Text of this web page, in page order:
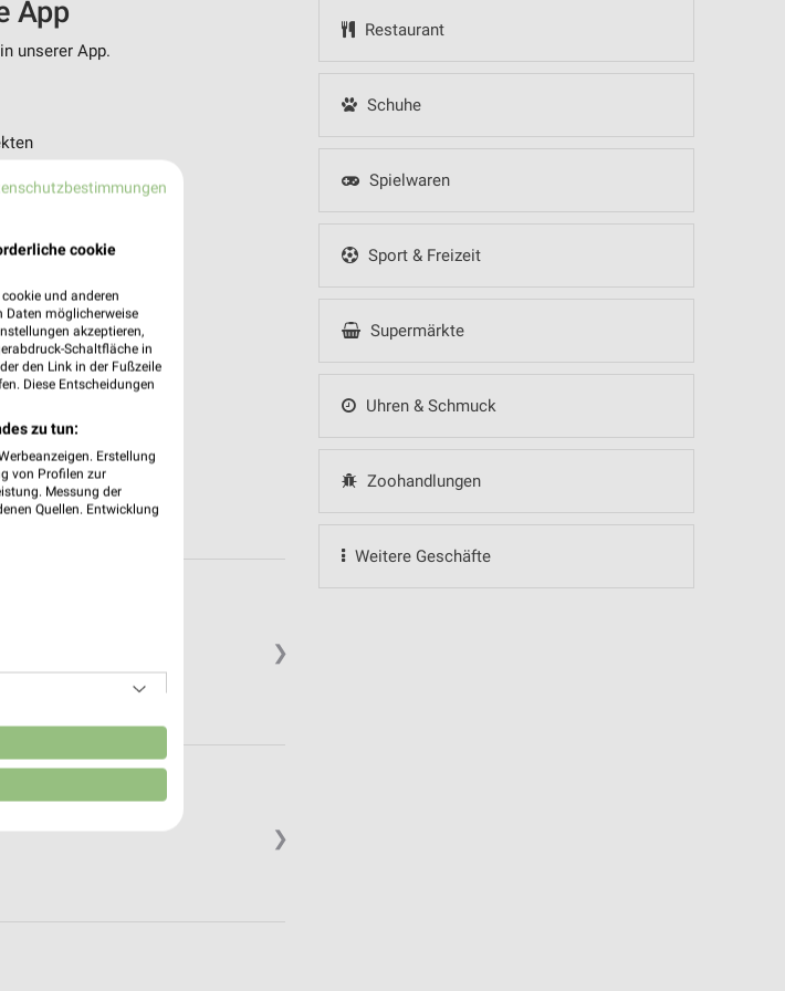
Restaurant
Schuhe
Spielwaren
Sport & Freizeit
Supermärkte
Uhren & Schmuck
Zoohandlungen
Weitere Geschäfte
App
unserer App.
❯
❯
cookie
und anderen
Daten möglicherweise
akzeptieren,
Schaltfläche in
den Link in der Fußzeile
Diese Entscheidungen
zu tun:
Erstellung
von Profilen zur
Messung der
Quellen. Entwicklung